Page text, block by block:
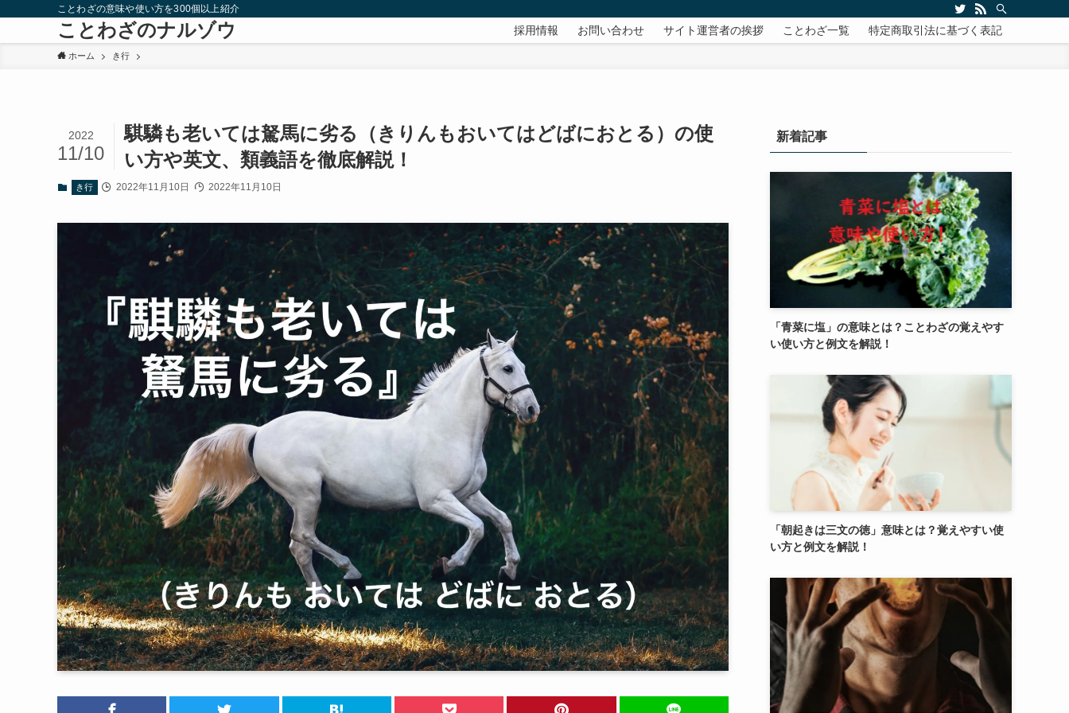
ことわざの意味や使い方を300個以上紹介
ことわざのナルゾウ 採用情報 お問い合わせ サイト運営者の挨拶 ことわざ一覧 特定商取引法に基づく表記
ホーム き行
騏驎も老いては駑馬に劣る（きりんもおいてはどばにおとる）の使
い方や英文、類義語を徹底解説！
2022
11/10
き行 2022年11月10日 2022年11月10日
新着記事
「青菜に塩」の意味とは？ことわざの覚えやす
い使い方と例文を解説！
「朝起きは三文の徳」意味とは？覚えやすい使
い方と例文を解説！